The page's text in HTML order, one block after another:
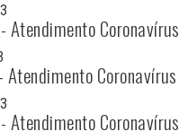
Atendimento Coronavírus
Atendimento Coronavírus
Atendimento Coronavírus